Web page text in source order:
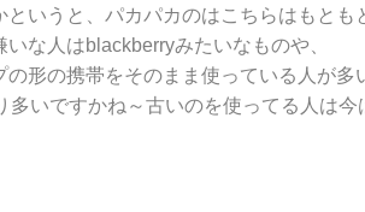
いうと、パカパカのはこちらはもとも
な人はblackberryみたいなものや、
形の携帯をそのまま使っている人が多
いですかね～古いのを使ってる人は